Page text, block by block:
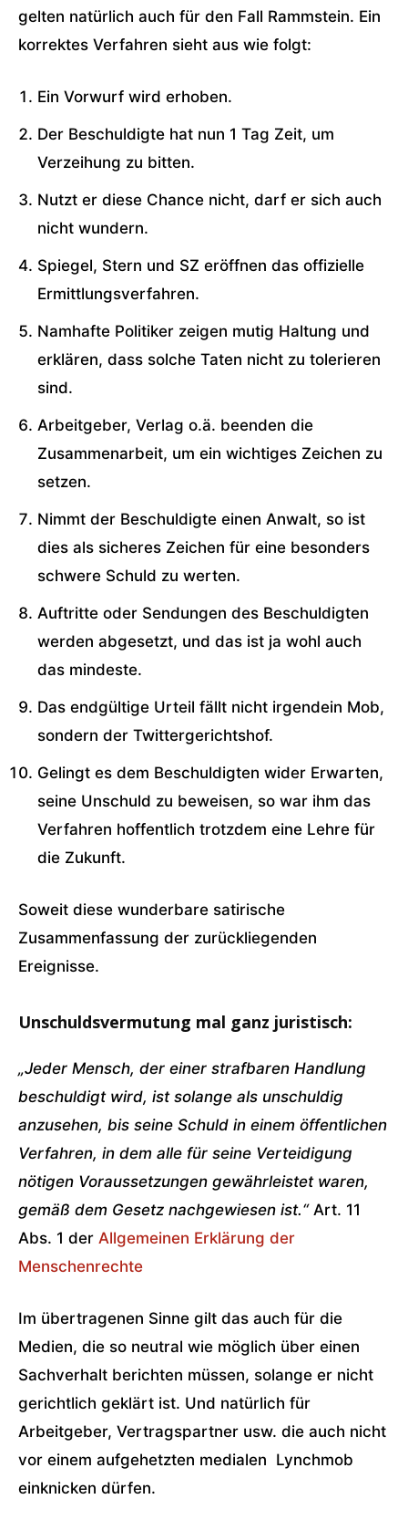
gelten natürlich auch für den Fall Rammstein. Ein
korrektes Verfahren sieht aus wie folgt:
Ein Vorwurf wird erhoben.
Der Beschuldigte hat nun 1 Tag Zeit, um
Verzeihung zu bitten.
Nutzt er diese Chance nicht, darf er sich auch
nicht wundern.
Spiegel, Stern und SZ eröffnen das offizielle
Ermittlungsverfahren.
Namhafte Politiker zeigen mutig Haltung und
erklären, dass solche Taten nicht zu tolerieren
sind.
Arbeitgeber, Verlag o.ä. beenden die
Zusammenarbeit, um ein wichtiges Zeichen zu
setzen.
Nimmt der Beschuldigte einen Anwalt, so ist
dies als sicheres Zeichen für eine besonders
schwere Schuld zu werten.
Auftritte oder Sendungen des Beschuldigten
werden abgesetzt, und das ist ja wohl auch
das mindeste.
Das endgültige Urteil fällt nicht irgendein Mob,
sondern der Twittergerichtshof.
Gelingt es dem Beschuldigten wider Erwarten,
seine Unschuld zu beweisen, so war ihm das
Verfahren hoffentlich trotzdem eine Lehre für
die Zukunft.
Soweit diese wunderbare satirische
Zusammenfassung der zurückliegenden
Ereignisse.
Unschuldsvermutung mal ganz juristisch:
„Jeder Mensch, der einer strafbaren Handlung
beschuldigt wird, ist solange als unschuldig
anzusehen, bis seine Schuld in einem öffentlichen
Verfahren, in dem alle für seine Verteidigung
nötigen Voraussetzungen gewährleistet waren,
gemäß dem Gesetz nachgewiesen ist.“Art. 11
Abs. 1 der Allgemeinen Erklärung der
Menschenrechte
Im übertragenen Sinne gilt das auch für die
Medien, die so neutral wie möglich über einen
Sachverhalt berichten müssen, solange er nicht
gerichtlich geklärt ist. Und natürlich für
Arbeitgeber, Vertragspartner usw. die auch nicht
vor einem aufgehetzten medialen Lynchmob
einknicken dürfen.